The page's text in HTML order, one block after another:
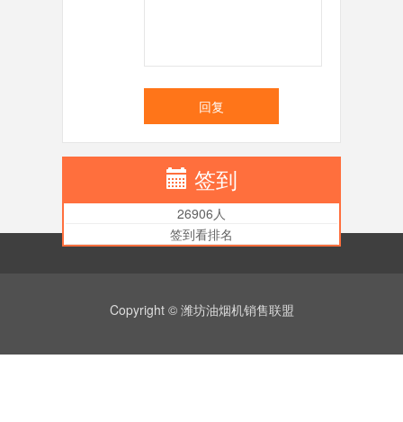
回复
签到
26906人
签到看排名
Copyright © 潍坊油烟机销售联盟